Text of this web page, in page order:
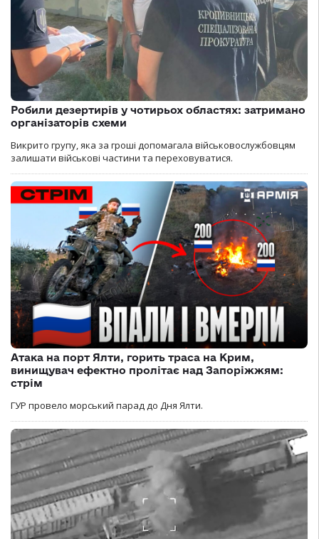
Робили дезертирів у чотирьох областях: затримано
організаторів схеми
Викрито групу, яка за гроші допомагала військовослужбовцям
залишати військові частини та переховуватися.
Атака на порт Ялти, горить траса на Крим,
винищувач ефектно пролітає над Запоріжжям:
стрім
ГУР провело морський парад до Дня Ялти.